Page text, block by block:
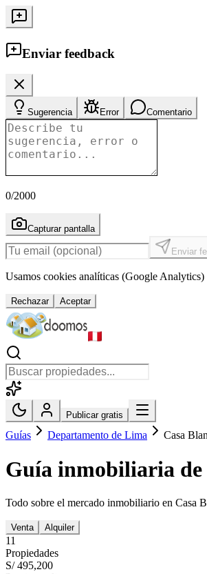
Enviar feedback
Sugerencia Error Comentario
0/2000
Capturar pantalla
Enviar
Usamos cookies analíticas (Google
Rechazar Aceptar
Publicar gratis
Guías Departamento de Lima Casa
Guía inmobiliaria de
Todo sobre el mercado inmobiliario en Casa
Venta Alquiler
11
Propiedades
S/ 495,200